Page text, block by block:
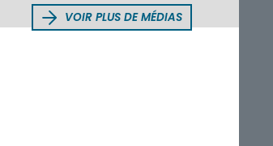
VOIR PLUS DE MÉDIAS